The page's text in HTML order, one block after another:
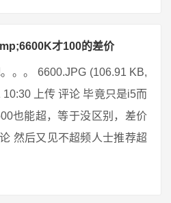
才100的差价
。。 6600.JPG (106.91 KB,
上传 评论 毕竟只是i5而
也能超，等于没区别，差价
然后又见不超频人士推荐超